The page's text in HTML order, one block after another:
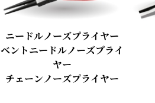
ニードルノーズプライヤー
ベントニードルノーズプライ
ヤー
チェーンノーズプライヤー